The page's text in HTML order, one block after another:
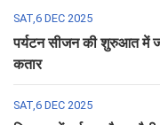
SAT,6 DEC 2025
पर्यटन सीजन की शुरुआत में
कतार
SAT,6 DEC 2025